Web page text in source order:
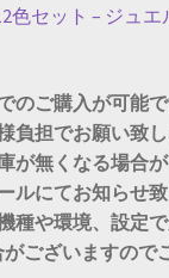
セット – ジュエ
のご購入が可能で
担でお願い致し
無くなる場合が
にてお知らせ致
種や環境、設定
ございますので